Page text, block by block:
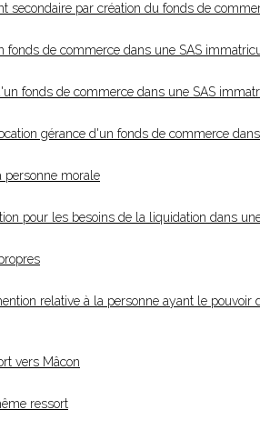
secondaire par création du fonds de
fonds de commerce dans une SAS
fonds de commerce dans une SAS
gérance d'un fonds de commerce
personne morale
pour les besoins de la liquidation dans
relative à la personne ayant le
vers Mâcon
ressort